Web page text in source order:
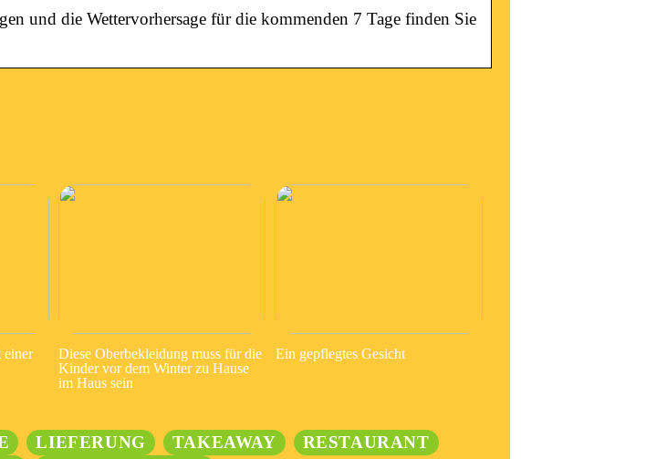
und die Wettervorhersage für die kommenden 7 Tage finden Sie
einer
Diese Oberbekleidung muss für die
Kinder vor dem Winter zu Hause
im Haus sein
Ein gepflegtes Gesicht
LIEFERUNG TAKEAWAY
RESTAURANT